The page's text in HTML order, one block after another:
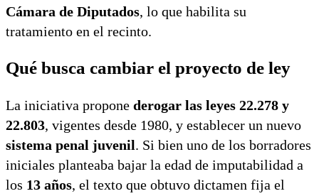
Cámara de Diputados, lo que habilita su
tratamiento en el recinto.
Qué busca cambiar el proyecto de ley
La iniciativa propone derogar las leyes 22.278 y
22.803, vigentes desde 1980, y establecer un nuevo
sistema penal juvenil. Si bien uno de los borradores
iniciales planteaba bajar la edad de imputabilidad a
los 13 años, el texto que obtuvo dictamen fija el